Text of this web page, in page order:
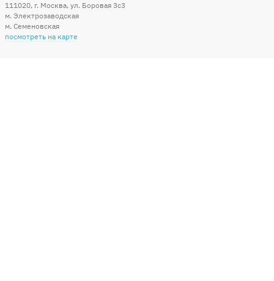
111020, г. Москва, ул. Боровая 3c3
м. Электрозаводская
м. Семеновская
посмотреть на карте